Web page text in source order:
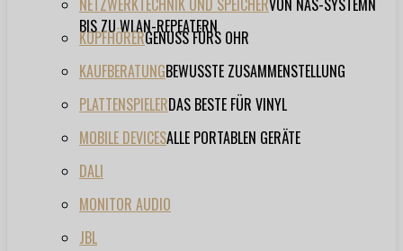
NETZWERKTECHNIK UND SPEICHERVON NAS-SYSTEMN
BIS ZU WLAN-REPEATERN
KOPFHÖRERGENUSS FÜRS OHR
KAUFBERATUNGBEWUSSTE ZUSAMMENSTELLUNG
PLATTENSPIELERDAS BESTE FÜR VINYL
MOBILE DEVICESALLE PORTABLEN GERÄTE
DALI
MONITOR AUDIO
JBL